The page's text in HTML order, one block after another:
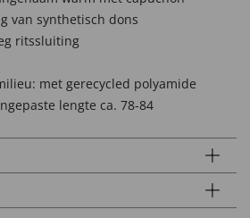
van synthetisch dons
ritssluiting
met gerecycled polyamide
lengte ca. 78-84